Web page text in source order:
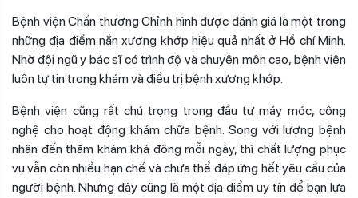
Bệnh viện Chấn thương Chỉnh hình được đánh giá là một trong
những địa điểm nắn xương khớp hiệu quả nhất ở Hồ chí Minh.
Nhờ đội ngũ y bác sĩ có trình độ và chuyên môn cao, bệnh viện
luôn tự tin trong khám và điều trị bệnh xương khớp.
Bệnh viện cũng rất chú trọng trong đầu tư máy móc, công
nghệ cho hoạt động khám chữa bệnh. Song với lượng bệnh
nhân đến thăm khám khá đông mỗi ngày, thì chất lượng phục
vụ vẫn còn nhiều hạn chế và chưa thể đáp ứng hết yêu cầu của
người bệnh. Nhưng đây cũng là một địa điểm uy tín để bạn lựa